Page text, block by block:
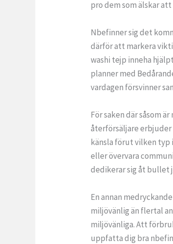
pro dem som älskar
Nbefinner sig det
därför att markera
washi tejp inneha
planner med
vardagen försvinner
För saken där såsom
återförsäljare
känsla förut vilken typ
eller övervara
dedikerar sig åt bullet
En annan
miljövänlig än flertal
miljövänliga. Att
uppfatta dig bra